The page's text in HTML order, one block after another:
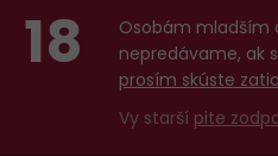
18
Osobám mladším
nepredávame, ak
prosím skúste
Vy starší pite